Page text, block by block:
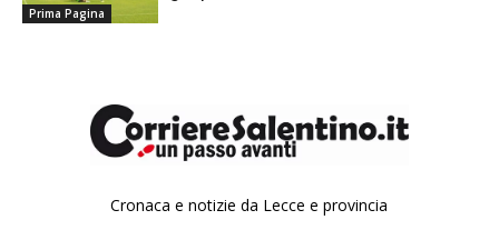
Prima Pagina
Cronaca e notizie da Lecce e provincia